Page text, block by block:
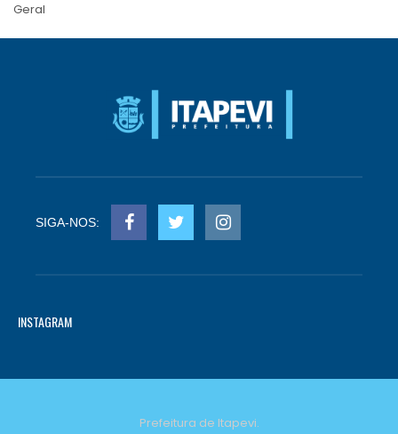
Geral
SIGA-NOS:
INSTAGRAM
Prefeitura de Itapevi.